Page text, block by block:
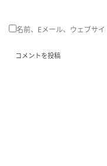
名前、Eメール、ウェブサ